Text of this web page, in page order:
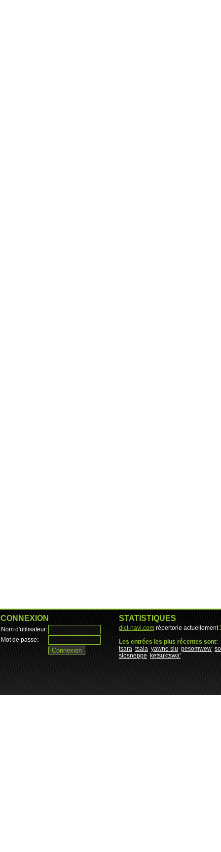
CONNEXION
Nom d'utilisateur:
Mot de passe:
STATISTIQUES
dict-navi.com répertorie actuellement
Les entrées les plus récentes sont:
tsara tsala yawne slu pesomwew
slosneppe
ketsuktswa'